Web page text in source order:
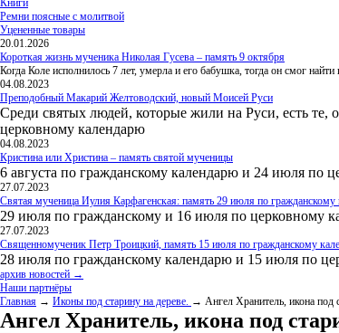
Книги
Ремни поясные с молитвой
Уцененные товары
20.01.2026
Короткая жизнь мученика Николая Гусева – память 9 октября
Когда Коле исполнилось 7 лет, умерла и его бабушка, тогда он смог
04.08.2023
Преподобный Макарий Желтоводский, новый Моисей Руси
Среди святых людей, которые жили на Руси, есть те,
церковному календарю
04.08.2023
Кристина или Христина – память святой мученицы
6 августа по гражданскому календарю и 24 июля по
27.07.2023
Святая мученица Иулия Карфагенская: память 29 июля по гражданскому
29 июля по гражданскому и 16 июля по церковному
27.07.2023
Священномученик Петр Троицкий, память 15 июля по гражданскому
28 июля по гражданскому календарю и 15 июля по
архив новостей →
Наши партнёры
Главная → Иконы под старину на дереве. → Ангел Хранитель, икона под
Ангел Хранитель, икона под